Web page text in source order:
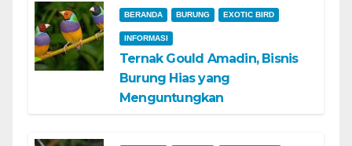
BERANDA BURUNG EXOTIC BIRD
INFORMASI
Ternak Gould Amadin, Bisnis
Burung Hias yang
Menguntungkan